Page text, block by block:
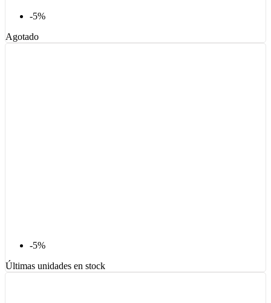
-5%
Agotado
-5%
Últimas unidades en stock